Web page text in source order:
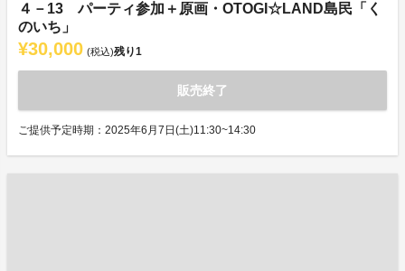
４－13 パーティ参加＋原画・OTOGI☆LAND島民「く
のいち」
¥30,000 (税込)残り1
販売終了
ご提供予定時期：2025年6月7日(土)11:30~14:30